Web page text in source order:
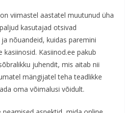
viimastel aastatel muutunud üha
kasutajad otsivad
nõuandeid, kuidas paremini
Kasiinod.ee pakub
juhendit, mis aitab nii
mängijatel teha teadlikke
oma võimalusi võidult.